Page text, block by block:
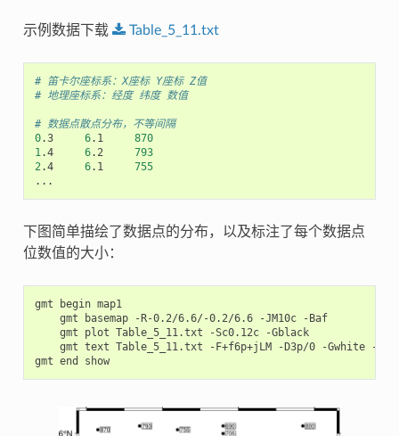
示例数据下载 Table_5_11.txt
# 笛卡尔座标系：X座标 Y座标 Z值
# 地理座标系：经度 纬度 数值
# 数据点散点分布，不等间隔
0.3 6.1
870
1.4 6.2
793
2.4 6.1
755
下图简单描绘了数据点的分布，以及标注了每个数据点
位数值的大小：
gmt begin
map1
gmt
basemap -R-0.2/6.6/-0.2/6.6 -JM10c
-Baf
gmt
plot Table_5_11.txt -Sc0.12c
-Gblack
gmt text Table_5_11.txt -F+f6p+jLM -D3p/0 -Gwhite
-W
gmt end show